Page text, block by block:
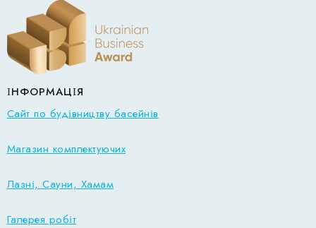
ІНФОРМАЦІЯ
Сайт по будівництву басейнів
Магазин комплектуючих
Лазні, Сауни, Хамам
Галерея робіт